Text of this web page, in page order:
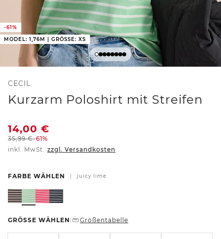
-61%
MODEL: 1,76M | GRÖSSE: XS
CECIL
Kurzarm Poloshirt mit Streifen
14,00 €
35,99€-61%
inkl. MwSt. zzgl. Versandkosten
FARBE WÄHLEN juicy lime
GRÖSSE WÄHLEN Größentabelle